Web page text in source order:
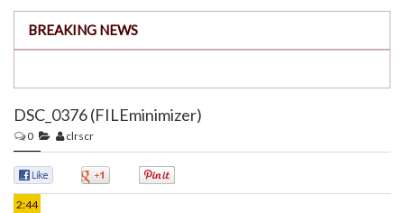
BREAKING NEWS
DSC_0376 (FILEminimizer)
0
clrscr
TH12
2:44